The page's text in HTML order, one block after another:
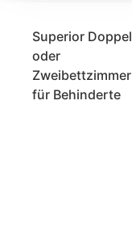
Superior Doppel
oder
Zweibettzimmer
für Behinderte